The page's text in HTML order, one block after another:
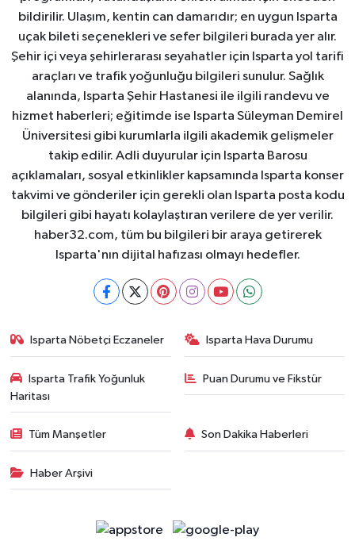
bildirilir. Ulaşım, kentin can damarıdır; en uygun Isparta
uçak bileti seçenekleri ve sefer bilgileri burada yer alır.
Şehir içi veya şehirlerarası seyahatler için Isparta yol tarifi
araçları ve trafik yoğunluğu bilgileri sunulur. Sağlık
alanında, Isparta Şehir Hastanesi ile ilgili randevu ve
hizmet haberleri; eğitimde ise Isparta Süleyman Demirel
Üniversitesi gibi kurumlarla ilgili akademik gelişmeler
takip edilir. Adli duyurular için Isparta Barosu
açıklamaları, sosyal etkinlikler kapsamında Isparta konser
takvimi ve gönderiler için gerekli olan Isparta posta kodu
bilgileri gibi hayatı kolaylaştıran verilere de yer verilir.
haber32.com, tüm bu bilgileri bir araya getirerek
Isparta'nın dijital hafızası olmayı hedefler.
Isparta Nöbetçi Eczaneler Isparta Hava Durumu
Isparta Trafik Yoğunluk
Haritası
Puan Durumu ve Fikstür
Tüm Manşetler Son Dakika Haberleri
Haber Arşivi